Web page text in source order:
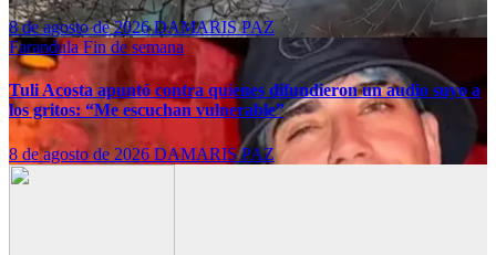
8 de agosto de 2026DAMARIS PAZ
FarandulaFin de semana
Tuli Acosta apuntó contra quienes difundieron un audio suyo a
los gritos: “Me escuchan vulnerable”
8 de agosto de 2026 DAMARIS PAZ